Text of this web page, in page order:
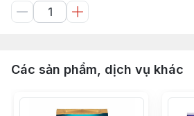
Các sản phẩm, dịch vụ khác